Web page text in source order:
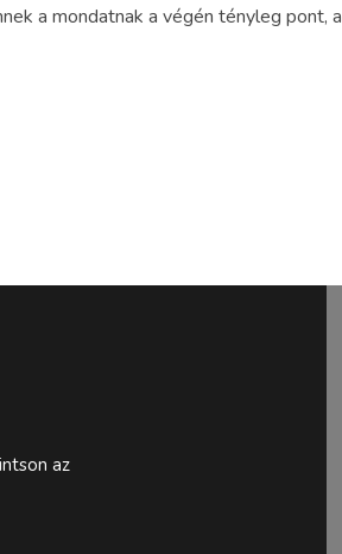
a mondatnak a végén tényleg pont, a
az